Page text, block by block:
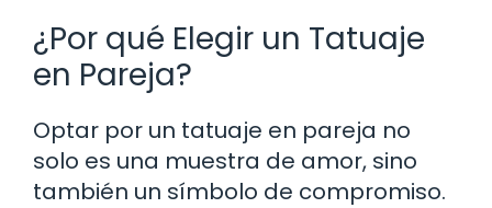
¿Por qué Elegir un Tatuaje
en Pareja?
Optar por un tatuaje en pareja no
solo es una muestra de amor, sino
también un símbolo de compromiso.